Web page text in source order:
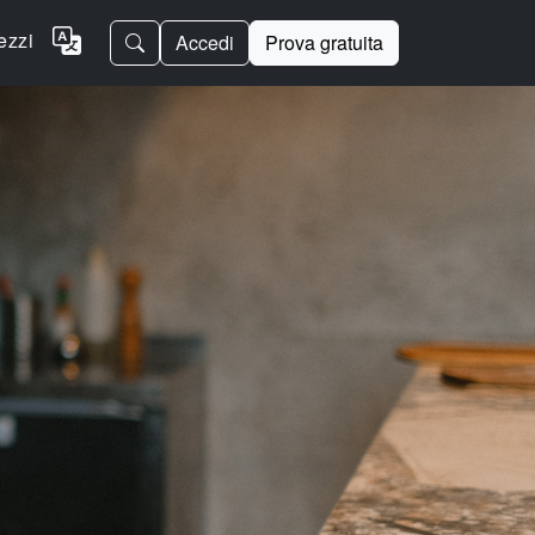
Accedi Prova gratuita